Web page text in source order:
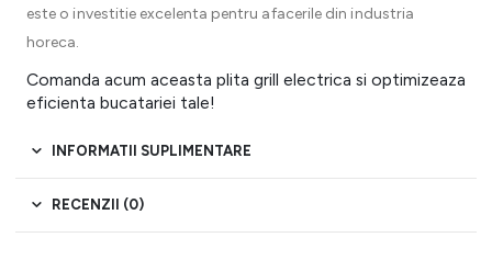
este o investitie excelenta pentru afacerile din industria
horeca.
Comanda acum aceasta plita grill electrica si optimizeaza
eficienta bucatariei tale!
INFORMATII SUPLIMENTARE
RECENZII (0)